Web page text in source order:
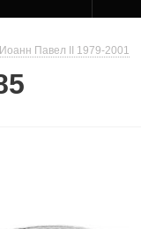
Павел II 1979-2001